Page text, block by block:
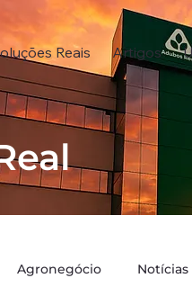
Reais Artigos
Agronegócio Notícias